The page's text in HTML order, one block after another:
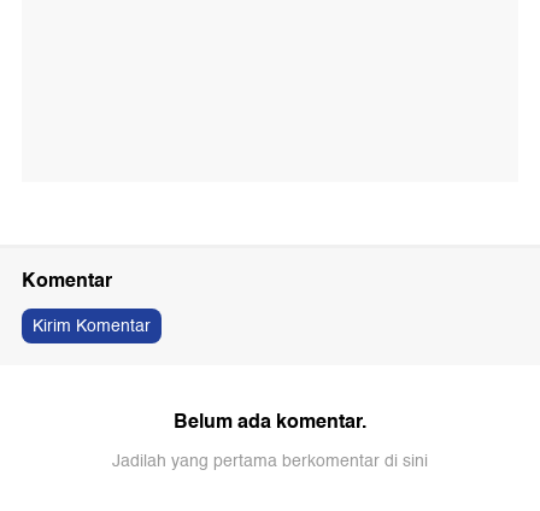
Komentar
Kirim Komentar
Belum ada komentar.
Jadilah yang pertama berkomentar di sini